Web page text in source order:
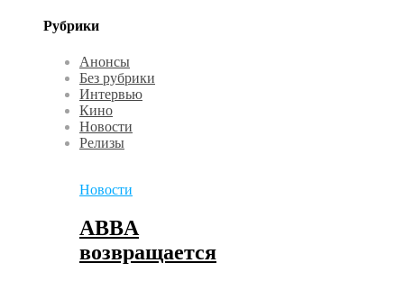
Рубрики
Анонсы
Без рубрики
Интервью
Кино
Новости
Релизы
Новости
ABBA
возвращается